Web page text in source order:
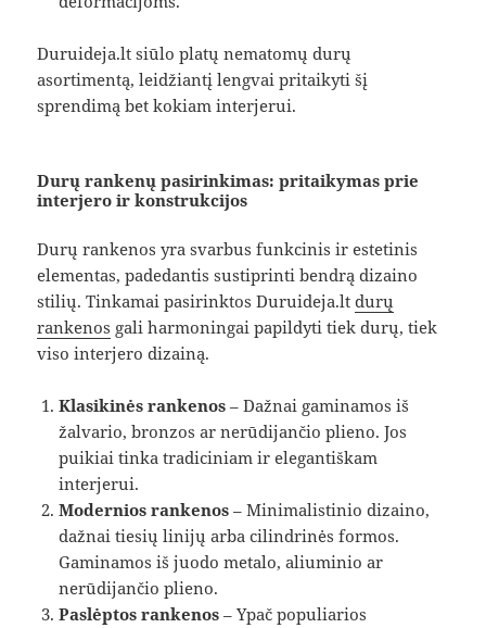
Duruideja.lt siūlo platų nematomų durų
asortimentą, leidžiantį lengvai pritaikyti šį
sprendimą bet kokiam interjerui.
Durų rankenų pasirinkimas: pritaikymas prie
interjero ir konstrukcijos
Durų rankenos yra svarbus funkcinis ir estetinis
elementas, padedantis sustiprinti bendrą dizaino
stilių. Tinkamai pasirinktos Duruideja.ltdurų
rankenos gali harmoningai papildyti tiek durų, tiek
viso interjero dizainą.
Klasikinės rankenos – Dažnai gaminamos iš
žalvario, bronzos ar nerūdijančio plieno. Jos
puikiai tinka tradiciniam ir elegantiškam
interjerui.
Modernios rankenos – Minimalistinio dizaino,
dažnai tiesių linijų arba cilindrinės formos.
Gaminamos iš juodo metalo, aliuminio ar
nerūdijančio plieno.
Paslėptos rankenos – Ypač populiarios